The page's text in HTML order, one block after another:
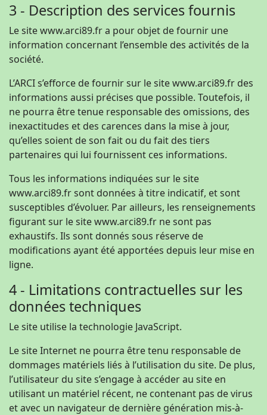
3 - Description des services fournis
Le site www.arci89.fr a pour objet de fournir une
information concernant l’ensemble des activités de la
société.
L’ARCI s’efforce de fournir sur le site www.arci89.fr des
informations aussi précises que possible. Toutefois, il
ne pourra être tenue responsable des omissions, des
inexactitudes et des carences dans la mise à jour,
qu’elles soient de son fait ou du fait des tiers
partenaires qui lui fournissent ces informations.
Tous les informations indiquées sur le site
www.arci89.fr sont données à titre indicatif, et sont
susceptibles d’évoluer. Par ailleurs, les renseignements
figurant sur le site www.arci89.fr ne sont pas
exhaustifs. Ils sont donnés sous réserve de
modifications ayant été apportées depuis leur mise en
ligne.
4 - Limitations contractuelles sur les
données techniques
Le site utilise la technologie JavaScript.
Le site Internet ne pourra être tenu responsable de
dommages matériels liés à l’utilisation du site. De plus,
l’utilisateur du site s’engage à accéder au site en
utilisant un matériel récent, ne contenant pas de virus
et avec un navigateur de dernière génération mis-à-